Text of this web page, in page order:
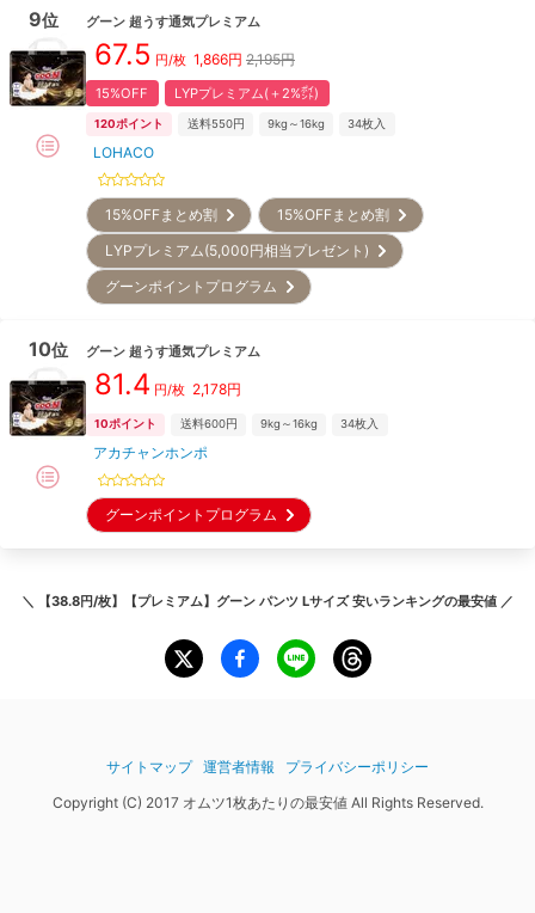
9位 グーン 超うす通気プレミアム
67.5 円/枚 1,866円 2,195円
15%OFF LYPプレミアム(＋2%㌽)
120ポイント 送料550円 9kg～16kg 34枚入
LOHACO
15%OFFまとめ割
15%OFFまとめ割
LYPプレミアム(5,000円相当プレゼント)
グーンポイントプログラム
10位 グーン 超うす通気プレミアム
81.4 円/枚 2,178円
10ポイント 送料600円 9kg～16kg 34枚入
アカチャンホンポ
グーンポイントプログラム
＼ 【38.8円/枚】【プレミアム】グーン パンツ Lサイズ 安いランキングの最安値 ／
サイトマップ 運営者情報
プライバシーポリシー
Copyright (C) 2017 オムツ1枚あたりの最安値 All Rights Reserved.